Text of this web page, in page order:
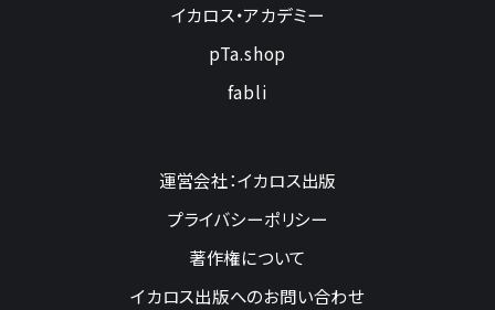
イカロス・アカデミー
pTa.shop
fabli
運営会社：イカロス出版
プライバシーポリシー
著作権について
イカロス出版へのお問い合わせ